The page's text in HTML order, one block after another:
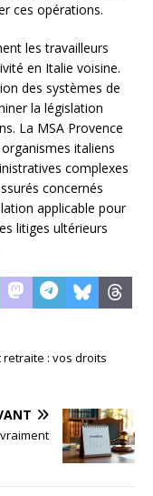
ces opérations.
les travailleurs
en Italie voisine.
des systèmes de
la législation
La MSA Provence
italiens
complexes
concernés
applicable pour
litiges ultérieurs
: vos droits